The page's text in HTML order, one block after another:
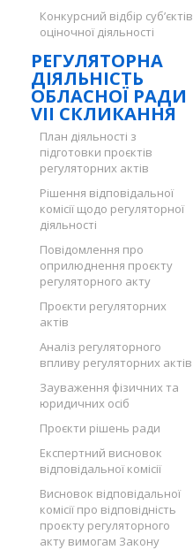
Конкурсний відбір суб’єктів
оціночної діяльності
РЕГУЛЯТОРНА
ДІЯЛЬНІСТЬ
ОБЛАСНОЇ РАДИ
VII СКЛИКАННЯ
План діяльності з
підготовки проєктів
регуляторних актів
Рішення відповідальної
комісії щодо регуляторної
діяльності
Повідомлення про
оприлюднення проєкту
регуляторного акту
Проєкти регуляторних
актів
Аналіз регуляторного
впливу регуляторних актів
Зауваження фізичних та
юридичних осіб
Проєкти рішень ради
Експертний висновок
відповідальної комісії
Висновок відповідальної
комісії про відповідність
проєкту регуляторного
акту вимогам Закону